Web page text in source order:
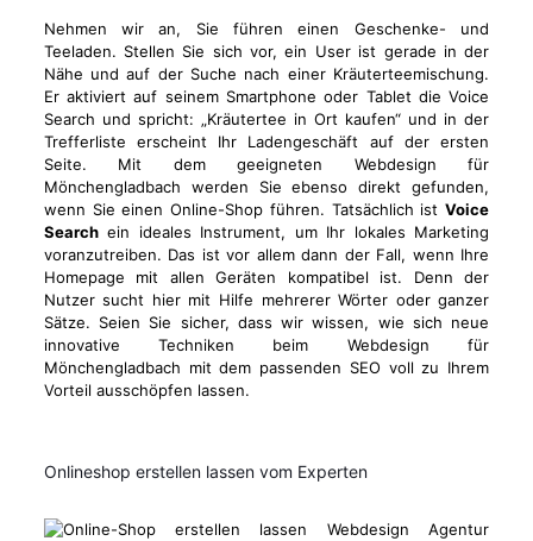
Nehmen wir an, Sie führen einen Geschenke- und
Teeladen. Stellen Sie sich vor, ein User ist gerade in der
Nähe und auf der Suche nach einer Kräuterteemischung.
Er aktiviert auf seinem Smartphone oder Tablet die Voice
Search und spricht: „Kräutertee in Ort kaufen“ und in der
Trefferliste erscheint Ihr Ladengeschäft auf der ersten
Seite. Mit dem geeigneten Webdesign für
Mönchengladbach werden Sie ebenso direkt gefunden,
wenn Sie einen Online-Shop führen. Tatsächlich istVoice
Searchein ideales Instrument, um Ihr lokales Marketing
voranzutreiben. Das ist vor allem dann der Fall, wenn Ihre
Homepage mit allen Geräten kompatibel ist. Denn der
Nutzer sucht hier mit Hilfe mehrerer Wörter oder ganzer
Sätze. Seien Sie sicher, dass wir wissen, wie sich neue
innovative Techniken beim Webdesign für
Mönchengladbach mit dem passenden SEO voll zu Ihrem
Vorteil ausschöpfen lassen.
Onlineshop erstellen lassen vom Experten